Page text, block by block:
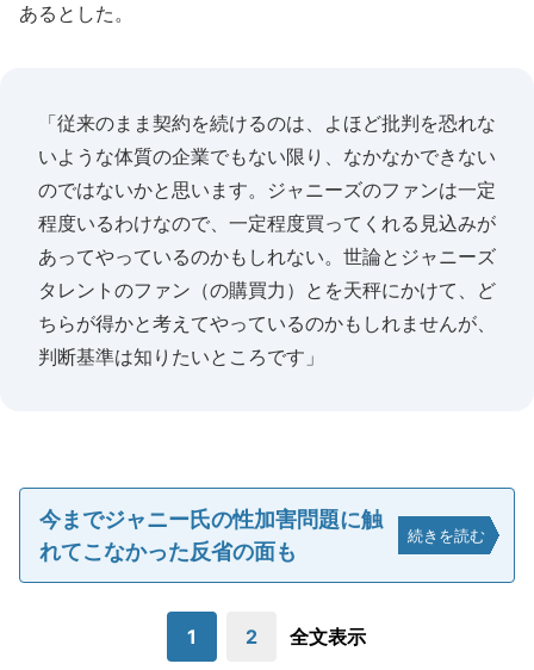
あるとした。
「従来のまま契約を続けるのは、よほど批判を恐れな
いような体質の企業でもない限り、なかなかできない
のではないかと思います。ジャニーズのファンは一定
程度いるわけなので、一定程度買ってくれる見込みが
あってやっているのかもしれない。世論とジャニーズ
タレントのファン（の購買力）とを天秤にかけて、ど
ちらが得かと考えてやっているのかもしれませんが、
判断基準は知りたいところです」
今までジャニー氏の性加害問題に触
れてこなかった反省の面も
続きを読む
1 2 全文表示